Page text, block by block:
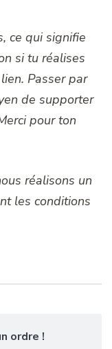
ce qui signifie
si tu réalises
Passer par
de supporter
pour ton
réalisons un
les conditions
ordre !